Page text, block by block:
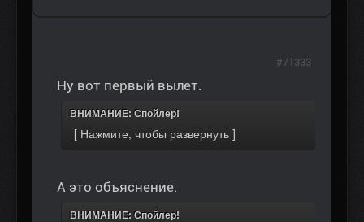
Ну вот первый вылет.
ВНИМАНИЕ: Спойлер!
А это объяснение.
ВНИМАНИЕ: Спойлер!
#71333